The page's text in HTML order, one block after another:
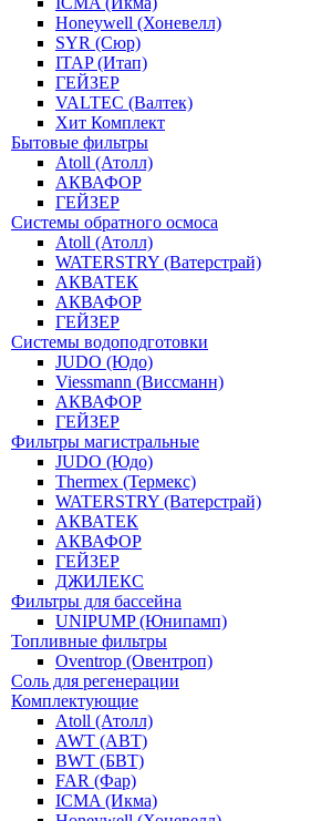
Honeywell (Хоневелл)
SYR (Сюр)
ITAP (Итап)
ГЕЙЗЕР
VALTEC (Валтек)
Хит Комплект
Бытовые фильтры
Atoll (Атолл)
АКВАФОР
ГЕЙЗЕР
Системы обратного осмоса
Atoll (Атолл)
WATERSTRY (Ватерстрай)
АКВАТЕК
АКВАФОР
ГЕЙЗЕР
Системы водоподготовки
JUDO (Юдо)
Viessmann (Виссманн)
АКВАФОР
ГЕЙЗЕР
Фильтры магистральные
JUDO (Юдо)
Thermex (Термекс)
WATERSTRY (Ватерстрай)
АКВАТЕК
АКВАФОР
ГЕЙЗЕР
ДЖИЛЕКС
Фильтры для бассейна
UNIPUMP (Юнипамп)
Топливные фильтры
Oventrop (Овентроп)
Соль для регенерации
Комплектующие
Atoll (Атолл)
AWT (АВТ)
BWT (БВТ)
FAR (Фар)
ICMA (Икма)